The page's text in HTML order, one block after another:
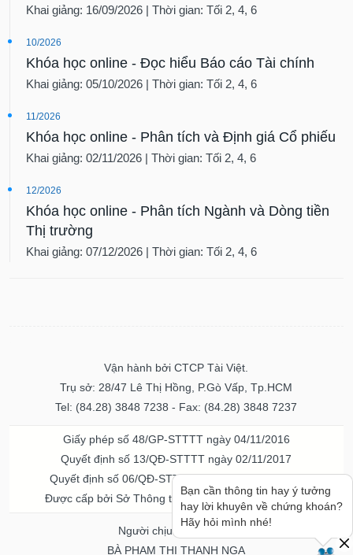
Khai giảng: 16/09/2026 | Thời gian: Tối 2, 4, 6
10/2026
Khóa học online - Đọc hiểu Báo cáo Tài chính
Khai giảng: 05/10/2026 | Thời gian: Tối 2, 4, 6
11/2026
Khóa học online - Phân tích và Định giá Cổ phiếu
Khai giảng: 02/11/2026 | Thời gian: Tối 2, 4, 6
12/2026
Khóa học online - Phân tích Ngành và Dòng tiền
Thị trường
Khai giảng: 07/12/2026 | Thời gian: Tối 2, 4, 6
Vận hành bởi CTCP Tài Việt.
Trụ sở: 28/47 Lê Thị Hồng, P.Gò Vấp, Tp.HCM
Tel: (84.28) 3848 7238 - Fax: (84.28) 3848 7237
Giấy phép số 48/GP-STTTT ngày 04/11/2016
Quyết định số 13/QĐ-STTTT ngày 02/11/2017
Quyết định số 06/QĐ-STTTT-ICP ngày 20/07/2023
Được cấp bởi Sở Thông tin và Truyền thông TPHCM
Người chịu trách nhiệm
BÀ PHẠM THỊ THANH NGA
Bạn cần thông tin hay ý tưởng
hay lời khuyên về chứng khoán?
Hãy hỏi mình nhé!